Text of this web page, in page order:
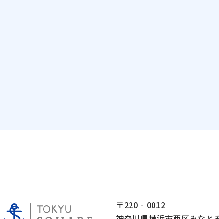
〒220‐0012